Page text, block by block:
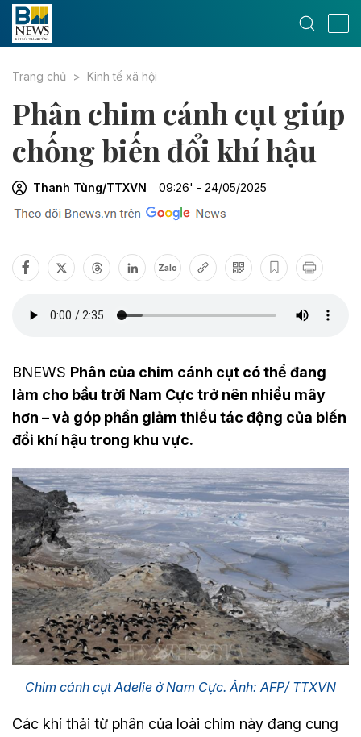
Trang chủ Kinh tế xã hội
Phân chim cánh cụt giúp
chống biến đổi khí hậu
Thanh Tùng/TTXVN 09:26' - 24/05/2025
Zalo
BNEWS Phân của chim cánh cụt có thể đang
làm cho bầu trời Nam Cực trở nên nhiều mây
hơn – và góp phần giảm thiểu tác động của biến
đổi khí hậu trong khu vực.
Chim cánh cụt Adelie ở Nam Cực. Ảnh: AFP/ TTXVN
Các khí thải từ phân của loài chim này đang cung